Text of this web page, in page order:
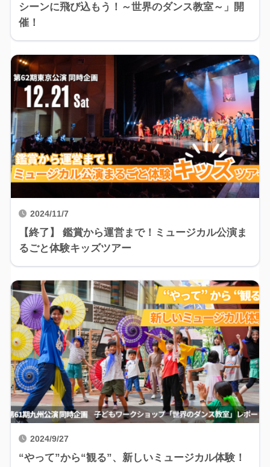
シーンに飛び込もう！～世界のダンス教室～」開
催！
2024/11/7
【終了】 鑑賞から運営まで！ミュージカル公演ま
るごと体験キッズツアー
2024/9/27
“やって”から“観る”、新しいミュージカル体験！